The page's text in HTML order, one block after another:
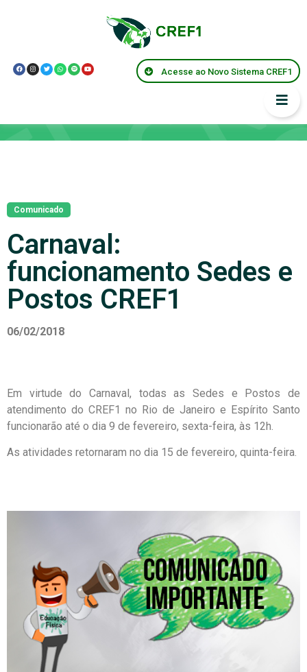
Acesse ao Novo Sistema CREF1
Comunicado
Carnaval:
funcionamento Sedes e
Postos CREF1
06/02/2018
Em virtude do Carnaval, todas as Sedes e Postos de
atendimento do CREF1 no Rio de Janeiro e Espírito Santo
funcionarão até o dia 9 de fevereiro, sexta-feira, às 12h.
As atividades retornaram no dia 15 de fevereiro, quinta-feira.